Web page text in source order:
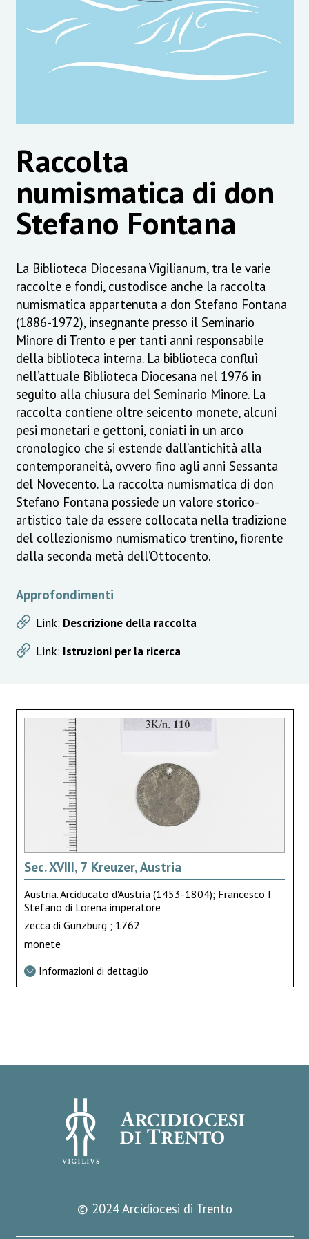
Raccolta
numismatica di don
Stefano Fontana
La Biblioteca Diocesana Vigilianum, tra le varie
raccolte e fondi, custodisce anche la raccolta
numismatica appartenuta a don Stefano Fontana
(1886-1972), insegnante presso il Seminario
Minore di Trento e per tanti anni responsabile
della biblioteca interna. La biblioteca confluì
nell’attuale Biblioteca Diocesana nel 1976 in
seguito alla chiusura del Seminario Minore. La
raccolta contiene oltre seicento monete, alcuni
pesi monetari e gettoni, coniati in un arco
cronologico che si estende dall’antichità alla
contemporaneità, ovvero fino agli anni Sessanta
del Novecento. La raccolta numismatica di don
Stefano Fontana possiede un valore storico-
artistico tale da essere collocata nella tradizione
del collezionismo numismatico trentino, fiorente
dalla seconda metà dell’Ottocento.
Approfondimenti
Link: Descrizione della raccolta
Link: Istruzioni per la ricerca
Sec. XVIII, 7 Kreuzer, Austria
Austria. Arciducato d'Austria (1453-1804); Francesco I
Stefano di Lorena imperatore
zecca di Günzburg ; 1762
monete
Informazioni di dettaglio
© 2024 Arcidiocesi di Trento